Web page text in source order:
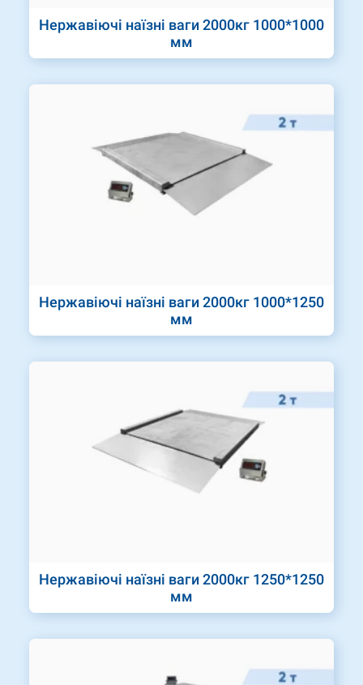
Нержавіючі наїзні ваги 2000кг 1000*1000
мм
Нержавіючі наїзні ваги 2000кг 1000*1250
мм
Нержавіючі наїзні ваги 2000кг 1250*1250
мм